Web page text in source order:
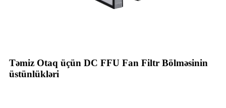
Təmiz Otaq üçün DC FFU Fan Filtr Bölməsinin
üstünlükləri